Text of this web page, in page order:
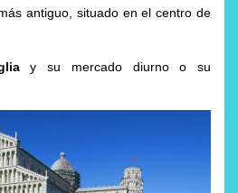
antiguo, situado en el centro de
y su mercado diurno o su